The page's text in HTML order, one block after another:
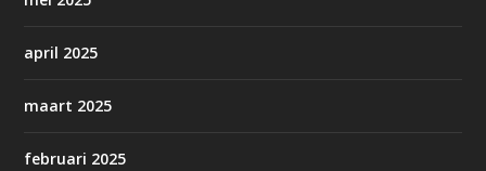
april 2025
maart 2025
februari 2025